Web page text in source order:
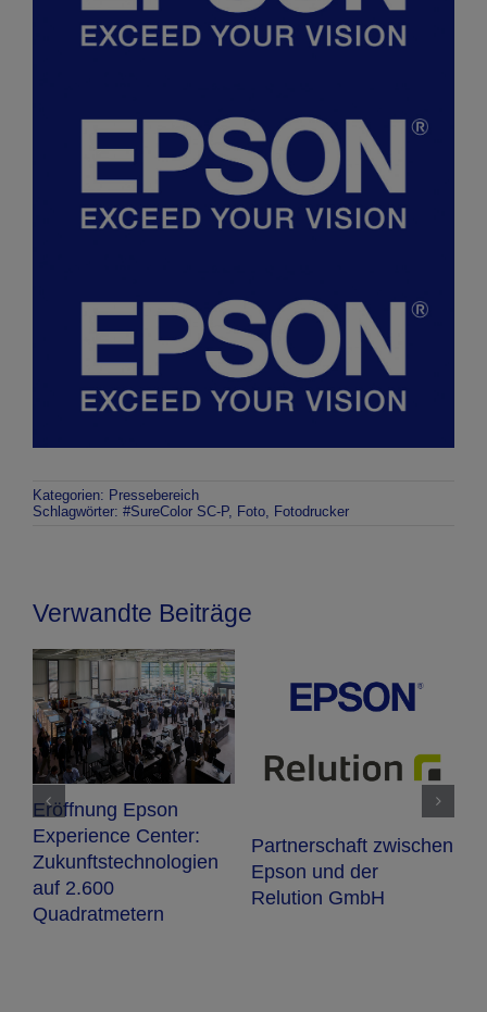
Kategorien: Pressebereich
Schlagwörter: #SureColor SC-P, Foto, Fotodrucker
Verwandte Beiträge
Neuer Epson
WorkForce DS-530III
Duplex-A4-Scanner für
Unternehmen
Epson auf der FESPA
Global Print Expo